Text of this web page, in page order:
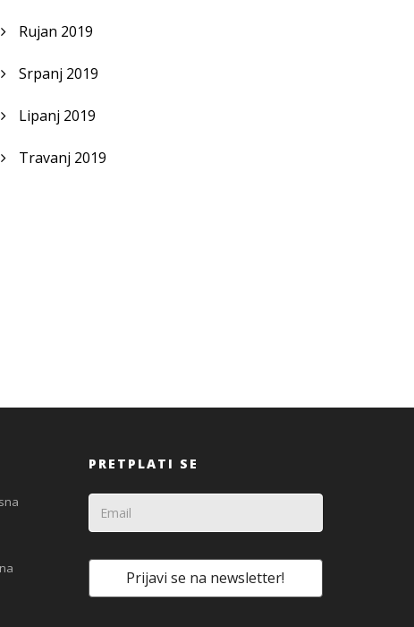
Rujan 2019
Srpanj 2019
Lipanj 2019
Travanj 2019
PRETPLATI SE